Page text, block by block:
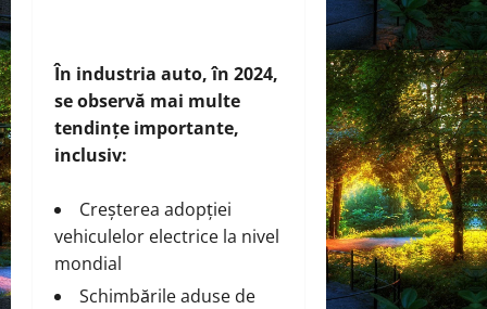
În industria auto, în 2024,
se observă mai multe
tendințe importante,
inclusiv:
Creșterea adopției
vehiculelor electrice la nivel
mondial
Schimbările aduse de